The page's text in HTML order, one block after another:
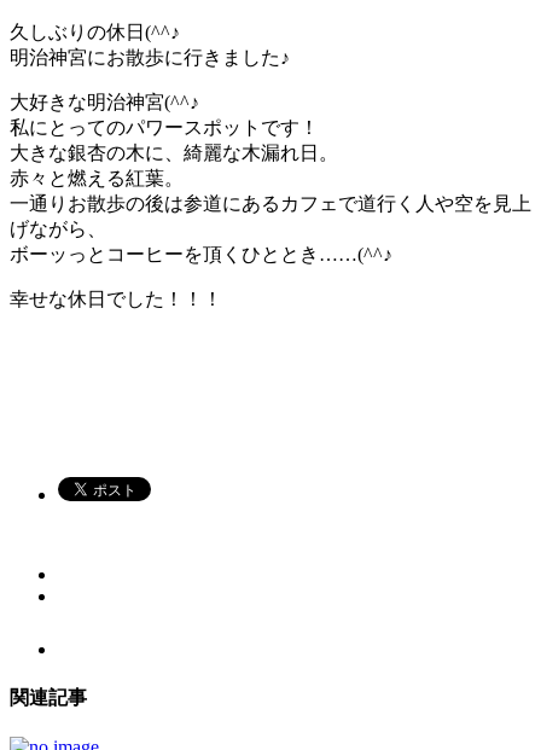
久しぶりの休日(^^♪
明治神宮にお散歩に行きました♪
大好きな明治神宮(^^♪
私にとってのパワースポットです！
大きな銀杏の木に、綺麗な木漏れ日。
赤々と燃える紅葉。
一通りお散歩の後は参道にあるカフェで道行く人や空を見上
げながら、
ボーッっとコーヒーを頂くひととき……(^^♪
幸せな休日でした！！！
関連記事